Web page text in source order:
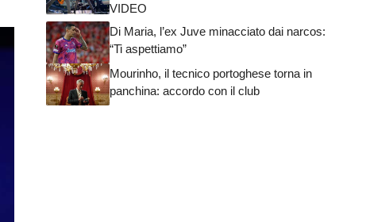
VIDEO
Di Maria, l’ex Juve minacciato dai narcos:
“Ti aspettiamo”
Mourinho, il tecnico portoghese torna in
panchina: accordo con il club